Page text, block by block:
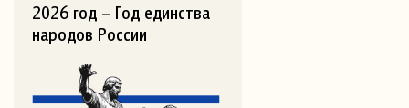
2026 год – Год единства
народов России